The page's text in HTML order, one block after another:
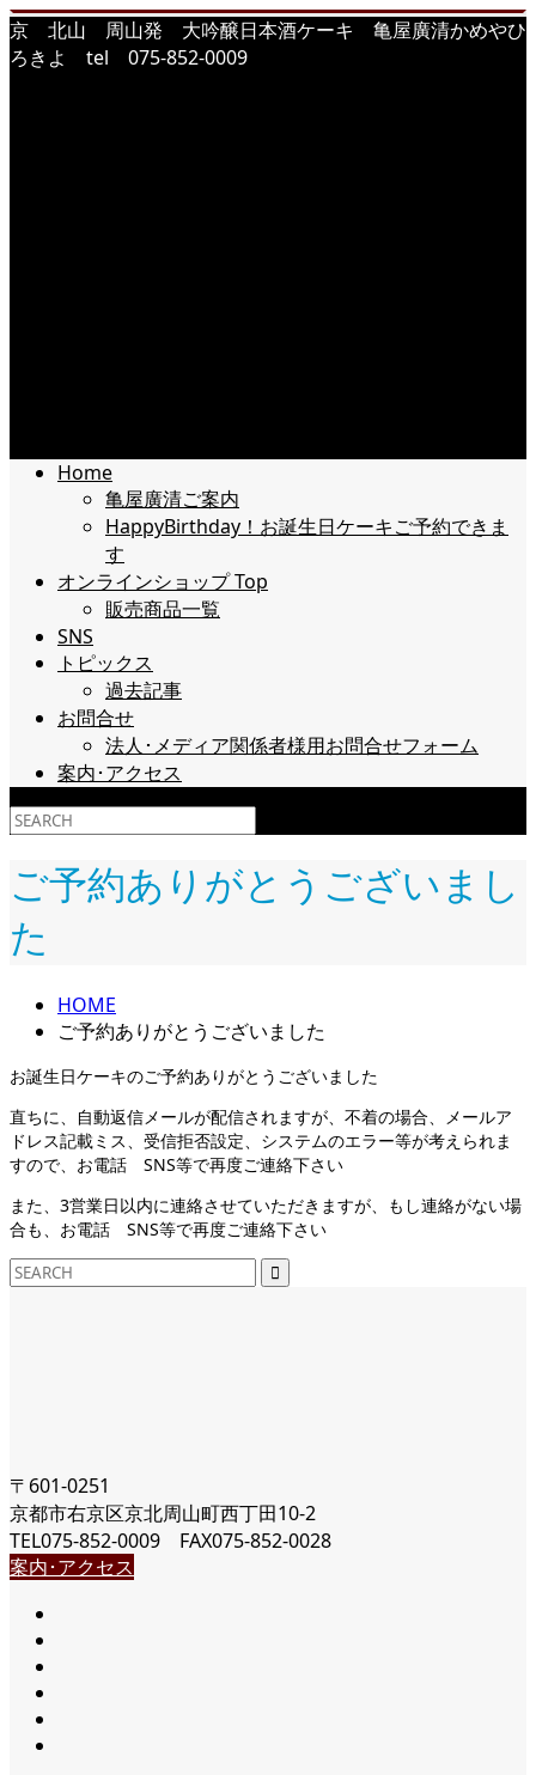
京 北山 周山発 大吟醸日本酒ケーキ 亀屋廣清かめやひ
ろきよ tel 075-852-0009
Home
亀屋廣清ご案内
HappyBirthday！お誕生日ケーキご予約できま
す
オンラインショップ Top
販売商品一覧
SNS
トピックス
過去記事
お問合せ
法人･メディア関係者様用お問合せフォーム
案内･アクセス
ご予約ありがとうございまし
た
HOME
ご予約ありがとうございました
お誕生日ケーキのご予約ありがとうございました
直ちに、自動返信メールが配信されますが、不着の場合、メールア
ドレス記載ミス、受信拒否設定、システムのエラー等が考えられま
すので、お電話 SNS等で再度ご連絡下さい
また、3営業日以内に連絡させていただきますが、もし連絡がない場
合も、お電話 SNS等で再度ご連絡下さい
〒601-0251
京都市右京区京北周山町西丁田10-2
TEL075-852-0009 FAX075-852-0028
案内･アクセス